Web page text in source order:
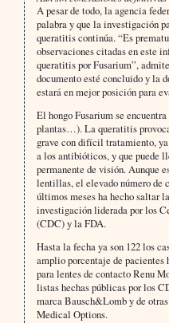
A pesar de todo, la agencia
palabra y que la investigación
queratitis continúa. “Es
observaciones citadas en este
queratitis por Fusarium”,
documento esté concluido y la
estará en mejor posición para
El hongo Fusarium se
plantas…). La queratitis
grave con difícil tratamiento, ya
a los antibióticos, y que puede
permanente de visión. Aunque
lentillas, el elevado número de
últimos meses ha hecho saltar
investigación liderada por los
(CDC) y la FDA.
Hasta la fecha ya son 122 los
amplio porcentaje de
para lentes de contacto Renu
listas hechas públicas por los
marca Bausch&Lomb y de
Medical Options.